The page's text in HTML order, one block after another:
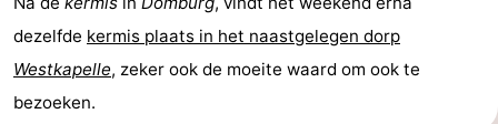
Route
dezelfde kermis plaats in het naastgelegen dorp
Westkapelle, zeker ook de moeite waard om ook te
bezoeken.